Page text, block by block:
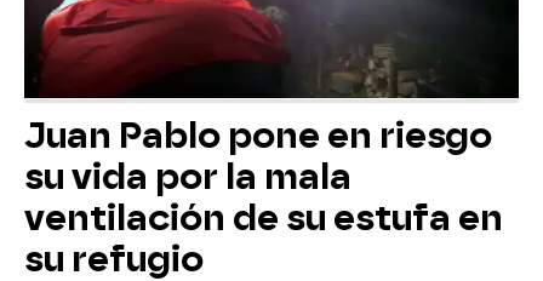
Juan Pablo pone en riesgo
su vida por la mala
ventilación de su estufa en
su refugio